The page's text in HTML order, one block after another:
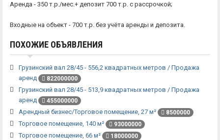
Аренда - 350 т.р./мес.+ депозит 700 т.р. с рассрочкой;
Входные на объект - 700 т.р. без учёта аренды и депозита.
ПОХОЖИЕ ОБЪЯВЛЕНИЯ
Грузинский вал 28/45 - 556,2 квадратных метров / Продажа
аренд
822000000
Грузинский вал 28/45 - 513,9 квадратных метров / Продажа
аренд
455000000
Арендный бизнес/Торговое помещение, 27 м² 8500000
Торговое помещение, 140 м² 93000000
Торговое помещение, 66 м² 18000000